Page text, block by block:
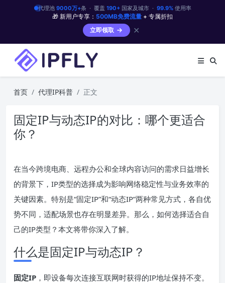
代理池 9000万+条 · 覆盖 190+国家及城市 · 99.9%使用率
🎁 新用户专享： 500MB免费流量 + 专属折扣
立即领取
✕
首页 代理IP科普 正文
固定IP与动态IP的对比：哪个更适合
你？
在当今跨境电商、远程办公和全球内容访问的需求日益增长
的背景下，IP类型的选择成为影响网络稳定性与业务效率的
关键因素。特别是“固定IP”和“动态IP”两种常见方式，各自优
势不同，适配场景也存在明显差异。那么，如何选择适合自
己的IP类型？本文将带你深入了解。
什么是固定IP与动态IP？
固定IP ，即设备每次连接互联网时获得的IP地址保持不变。